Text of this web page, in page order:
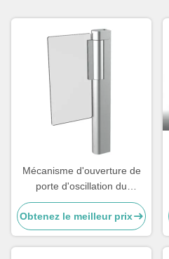
Mécanisme d'ouverture de
porte d'oscillation du
mécanisme 0.3s de porte de
tourniquet de supermarché
Obtenez le meilleur prix